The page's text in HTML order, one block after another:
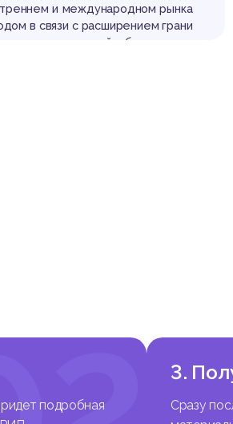
и международном рынка
в связи с расширением грани
компаний с большим ме
раскрывающая основные а
является важной и актуально
системы управле
деятельности;
подробная
3.
Сразу